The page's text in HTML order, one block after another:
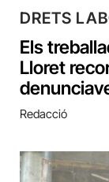
DRETS
Els
Lloret
Redacció